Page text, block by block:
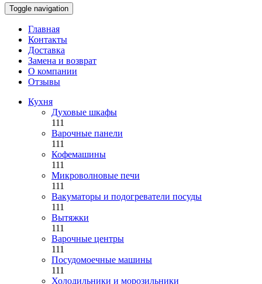
Toggle navigation
Главная
Контакты
Доставка
Замена и возврат
О компании
Отзывы
Кухня
Духовые шкафы
111
Варочные панели
111
Кофемашины
111
Микроволновые печи
111
Вакуматоры и подогреватели посуды
111
Вытяжки
111
Варочные центры
111
Посудомоечные машины
111
Холодильники и морозильники